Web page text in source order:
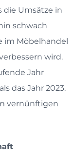
die Umsätze in
schwach
im Möbelhandel
wird.
Jahr
das Jahr 2023.
vernünftigen